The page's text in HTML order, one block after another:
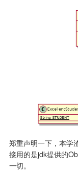
郑重声明一下，本学
接用的是jdk提供的
一切。